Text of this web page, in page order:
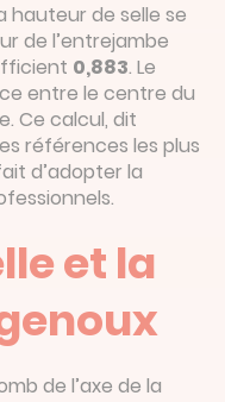
hauteur de selle se
de l’entrejambe
0,883. Le
entre le centre du
Ce calcul, dit
références les plus
d’adopter la
et la
de l’axe de la